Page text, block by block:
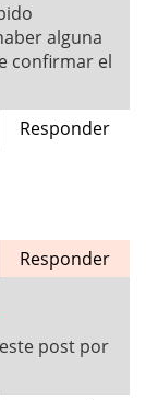
alguna
confirmar el
Responder
Responder
post por